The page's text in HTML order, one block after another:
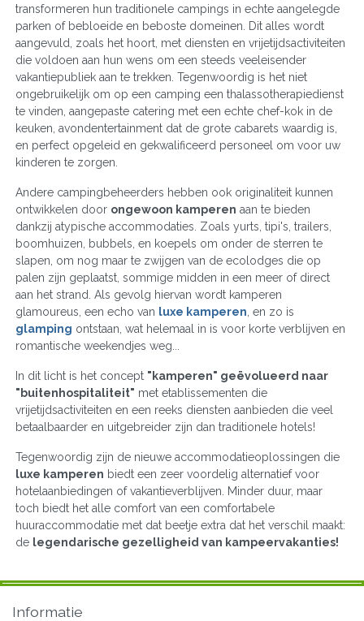
transformeren hun traditionele campings in echte aangelegde
parken of bebloeide en beboste domeinen. Dit alles wordt
aangevuld, zoals het hoort, met diensten en vrijetijdsactiviteiten
die voldoen aan hun wens om een steeds veeleisender
vakantiepubliek aan te trekken. Tegenwoordig is het niet
ongebruikelijk om op een camping een thalassotherapiedienst
te vinden, aangepaste catering met een echte chef-kok in de
keuken, avondentertainment dat de grote cabarets waardig is,
en perfect opgeleid en gekwalificeerd personeel om voor uw
kinderen te zorgen.
Andere campingbeheerders hebben ook originaliteit kunnen
ontwikkelen door ongewoon kamperen aan te bieden
dankzij atypische accommodaties. Zoals yurts, tipi's, trailers,
boomhuizen, bubbels, en koepels om onder de sterren te
slapen, om nog maar te zwijgen van de ecolodges die op
palen zijn geplaatst, sommige midden in een meer of direct
aan het strand. Als gevolg hiervan wordt kamperen
glamoureus, een echo van luxe kamperen, en zo is
glamping ontstaan, wat helemaal in is voor korte verblijven en
romantische weekendjes weg...
In dit licht is het concept "kamperen" geëvolueerd naar
"buitenhospitaliteit" met etablissementen die
vrijetijdsactiviteiten en een reeks diensten aanbieden die veel
betaalbaarder en uitgebreider zijn dan traditionele hotels!
Tegenwoordig zijn de nieuwe accommodatieoplossingen die
luxe kamperen biedt een zeer voordelig alternatief voor
hotelaanbiedingen of vakantieverblijven. Minder duur, maar
toch biedt het alle comfort van een comfortabele
huuraccommodatie met dat beetje extra dat het verschil maakt:
de legendarische gezelligheid van kampeervakanties!
Informatie